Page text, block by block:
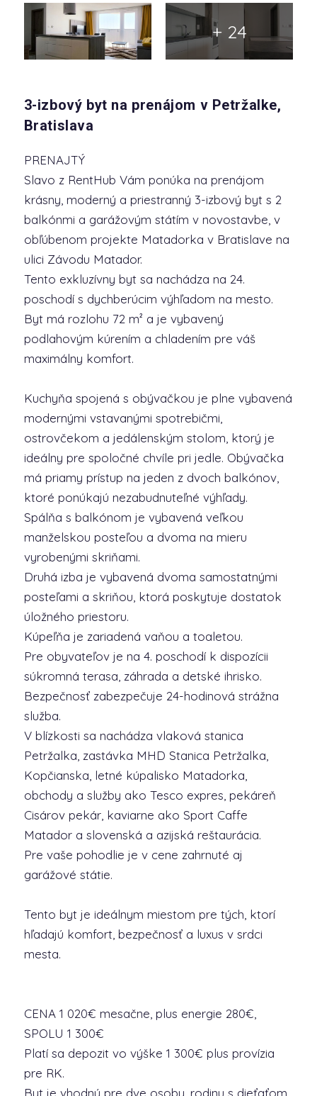
+ 24
3-izbový byt na prenájom v Petržalke,
Bratislava
PRENAJTÝ
Slavo z RentHub Vám ponúka na prenájom
krásny, moderný a priestranný 3-izbový byt s 2
balkónmi a garážovým státím v novostavbe, v
obľúbenom projekte Matadorka v Bratislave na
ulici Závodu Matador.
Tento exkluzívny byt sa nachádza na 24.
poschodí s dychberúcim výhľadom na mesto.
Byt má rozlohu 72 m² a je vybavený
podlahovým kúrením a chladením pre váš
maximálny komfort.
Kuchyňa spojená s obývačkou je plne vybavená
modernými vstavanými spotrebičmi,
ostrovčekom a jedálenským stolom, ktorý je
ideálny pre spoločné chvíle pri jedle. Obývačka
má priamy prístup na jeden z dvoch balkónov,
ktoré ponúkajú nezabudnuteľné výhľady.
Spálňa s balkónom je vybavená veľkou
manželskou posteľou a dvoma na mieru
vyrobenými skriňami.
Druhá izba je vybavená dvoma samostatnými
posteľami a skriňou, ktorá poskytuje dostatok
úložného priestoru.
Kúpeľňa je zariadená vaňou a toaletou.
Pre obyvateľov je na 4. poschodí k dispozícii
súkromná terasa, záhrada a detské ihrisko.
Bezpečnosť zabezpečuje 24-hodinová strážna
služba.
V blízkosti sa nachádza vlaková stanica
Petržalka, zastávka MHD Stanica Petržalka,
Kopčianska, letné kúpalisko Matadorka,
obchody a služby ako Tesco expres, pekáreň
Cisárov pekár, kaviarne ako Sport Caffe
Matador a slovenská a azijská reštaurácia.
Pre vaše pohodlie je v cene zahrnuté aj
garážové státie.
Tento byt je ideálnym miestom pre tých, ktorí
hľadajú komfort, bezpečnosť a luxus v srdci
mesta.
CENA 1 020€ mesačne, plus energie 280€,
SPOLU 1 300€
Platí sa depozit vo výške 1 300€ plus provízia
pre RK.
Byt je vhodný pre dve osoby, rodinu s dieťaťom,